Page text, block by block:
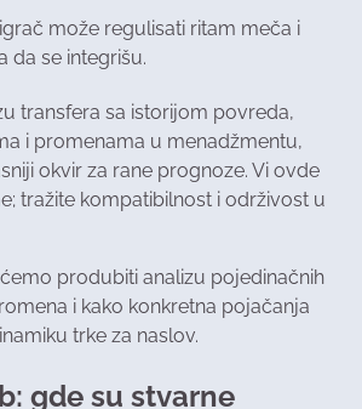
može regulisati ritam meča i
da se integrišu.
transfera sa istorijom povreda,
i promenama u menadžmentu,
okvir za rane prognoze. Vi ovde
tražite kompatibilnost i održivost u
produbiti analizu pojedinačnih
i kako konkretna pojačanja
trke za naslov.
gde su stvarne